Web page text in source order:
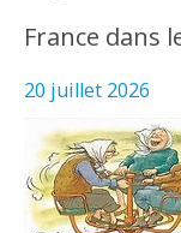
France dans
20 juillet 2026